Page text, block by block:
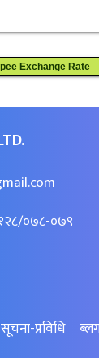
Exchange Rate
०७८-०७९
सूचना-प्रविधि